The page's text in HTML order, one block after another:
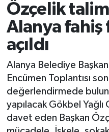
Özçelik
Alanya fahiş
açıldı
Alanya Belediye
Encümen Toplantısı
değerlendirmede
yapılacak Gökbel Yağlı
davet eden Başkan
Spor
Turizm
Ekonomi
Gazipaşa
Tüm Manşetler
Son Dakika Haberleri
Haber Arşivi